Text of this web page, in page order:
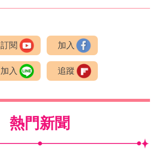
訂閱 加入
加入 追蹤
熱門新聞